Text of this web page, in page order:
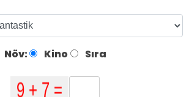
Növ: Kino Sıra